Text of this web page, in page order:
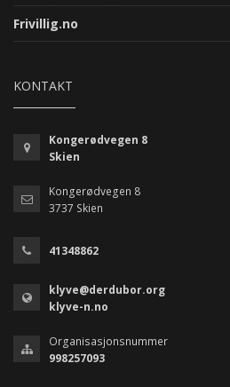
Frivillig.no
KONTAKT
Kongerødvegen 8
Skien
Kongerødvegen 8
3737 Skien
41348862
klyve@derdubor.org
klyve-n.no
Organisasjonsnummer
998257093